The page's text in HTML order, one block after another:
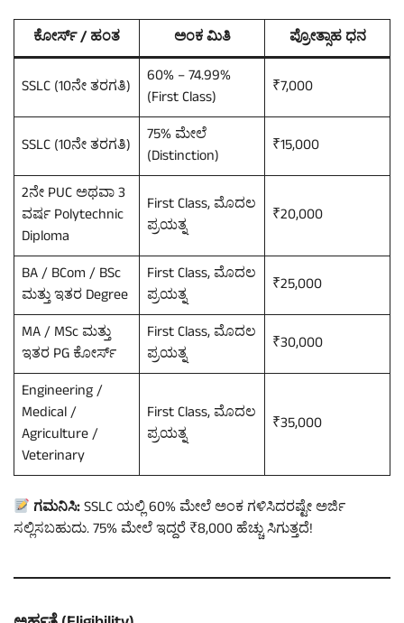
ಕೋರ್ಸ್ / ಹಂತ ಅಂಕ ಮಿತಿ ಪ್ರೋತ್ಸಾಹ ಧನ
SSLC (10ನೇ ತರಗತಿ)
60% – 74.99%
(First Class)
₹7,000
SSLC (10ನೇ ತರಗತಿ)
75% ಮೇಲೆ
(Distinction)
₹15,000
2ನೇ PUC ಅಥವಾ 3
ವರ್ಷ Polytechnic
Diploma
First Class, ಮೊದಲ
ಪ್ರಯತ್ನ
₹20,000
BA / BCom / BSc
ಮತ್ತು ಇತರ Degree
First Class, ಮೊದಲ
ಪ್ರಯತ್ನ
₹25,000
MA / MSc ಮತ್ತು
ಇತರ PG ಕೋರ್ಸ್
First Class, ಮೊದಲ
ಪ್ರಯತ್ನ
₹30,000
Engineering /
Medical /
Agriculture /
Veterinary
First Class, ಮೊದಲ
ಪ್ರಯತ್ನ
₹35,000
ಗಮನಿಸಿ:SSLC ಯಲ್ಲಿ 60% ಮೇಲೆ ಅಂಕ ಗಳಿಸಿದರಷ್ಟೇ ಅರ್ಜಿ
ಸಲ್ಲಿಸಬಹುದು. 75% ಮೇಲೆ ಇದ್ದರೆ ₹8,000 ಹೆಚ್ಚು ಸಿಗುತ್ತದೆ!